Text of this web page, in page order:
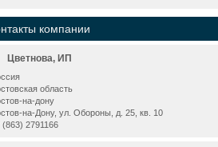
компании
Цветнова, ИП
область
на-дону
на-Дону, ул. Обороны, д. 25, кв. 10
(863) 2791166